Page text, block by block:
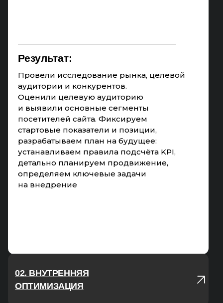
Результат:
Провели исследование рынка, целевой
аудитории и конкурентов.
Оценили целевую аудиторию
и выявили основные сегменты
посетителей сайта. Фиксируем
стартовые показатели и позиции,
разрабатываем план на будущее:
устанавливаем правила подсчёта KPI,
детально планируем продвижение,
определяем ключевые задачи
на внедрение
02. ВНУТРЕННЯЯ
ОПТИМИЗАЦИЯ